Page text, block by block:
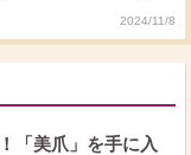
2024/11/8
「美爪」を手に入